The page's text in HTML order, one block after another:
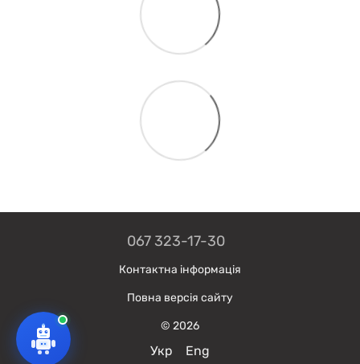
067 323-17-30
Контактна інформація
Повна версія сайту
© 2026
Укр Eng